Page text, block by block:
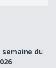
semaine du